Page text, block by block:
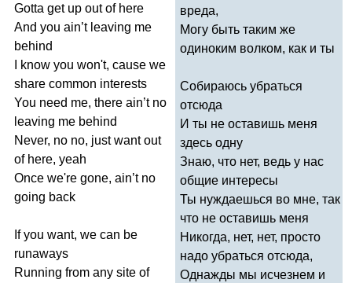
Gotta get up out of here
And you ain’t leaving me
behind
know you won't, cause we
share common interests
You need me, there ain’t no
leaving me behind
Never, no no, just want out
of here, yeah
Once we're gone, ain’t no
going back
If you want, we can be
runaways
Running from any site of
вреда,
Могу быть таким же
одиноким волком, как и ты
Собираюсь убраться
отсюда
И ты не оставишь меня
здесь одну
Знаю, что нет, ведь у нас
общие интересы
Ты нуждаешься во мне, так
что не оставишь меня
Никогда, нет, нет, просто
надо убраться отсюда,
Однажды мы исчезнем и